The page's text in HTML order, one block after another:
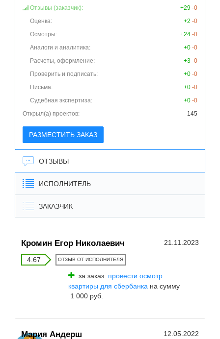
Отзывы (заказчик): +29 -0
Оценка:
+2 -0
Осмотры:
+24 -0
Аналоги и аналитика:
+0 -0
Расчеты, оформление:
+3 -0
Проверить и подписать:
+0 -0
Письма:
+0 -0
Судебная экспертиза:
+0 -0
Открыл(а) проектов:
145
РАЗМЕСТИТЬ ЗАКАЗ
ОТЗЫВЫ
ИСПОЛНИТЕЛЬ
ЗАКАЗЧИК
Кромин Егор Николаевич 21.11.2023
4.67 ОТЗЫВ ОТ ИСПОЛНИТЕЛЯ
за заказ провести осмотр
квартиры для сбербанка на сумму
1 000 руб.
Мария Андерш 12.05.2022